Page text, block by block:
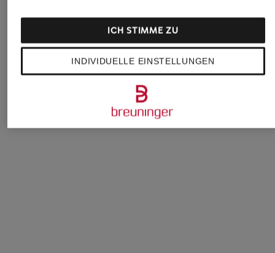
T-Shirt-BH BODY
Schalen-BH
49,95 €
T-Shirt-BH
39,95 €
INDIVIDUELLE EINSTELLUNGEN
ICH STIMME ZU